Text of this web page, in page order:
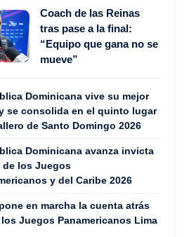
Coach de las Reinas
tras pase a la final:
“Equipo que gana no se
mueve”
Dominicana vive su mejor
se consolida en el quinto lugar
de Santo Domingo 2026
Dominicana avanza invicta
de los Juegos
y del Caribe 2026
en marcha la cuenta atrás
Juegos Panamericanos Lima